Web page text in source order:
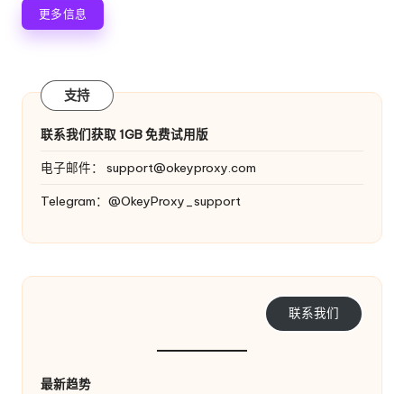
更多信息
支持
联系我们获取 1GB 免费试用版
电子邮件： support@okeyproxy.com
Telegram：@OkeyProxy_support
联系我们
最新趋势